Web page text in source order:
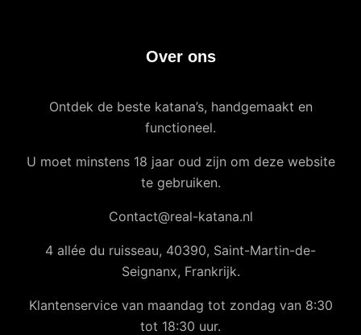
Over ons
Ontdek de beste katana’s, handgemaakt en
functioneel.
U moet minstens 18 jaar oud zijn om deze website
te gebruiken.
Contact@real-katana.nl
4 allée du ruisseau, 40390, Saint-Martin-de-
Seignanx, Frankrijk.
Klantenservice van maandag tot zondag van 8:30
tot 18:30 uur.